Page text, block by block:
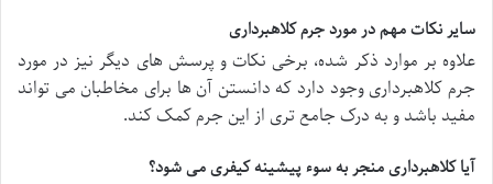
سایر نکات مهم در مورد جرم کلاهبرداری
علاوه بر موارد ذکر شده، برخی نکات و پرسش های دیگر نیز در مورد
جرم کلاهبرداری وجود دارد که دانستن آن ها برای مخاطبان می تواند
مفید باشد و به درک جامع تری از این جرم کمک کند.
آیا کلاهبرداری منجر به سوء پیشینه کیفری می شود؟